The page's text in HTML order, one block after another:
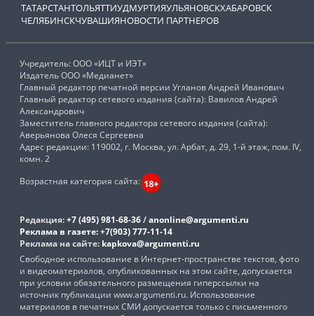
ТАТАРСТАНТОЛЬЯТТИУДМУРТИЯУЛЬЯНОВСКХАБАРОВСК
ЧЕЛЯБИНСКЧУВАШИЯНОВОСТИ ПАРТНЕРОВ
Учредитель: ООО «ИЦТ и ИЭТ»
Издатель ООО «Медианет»
Главный редактор печатной версии Угланов Андрей Иванович
Главный редактор сетевого издания (сайта): Вавилов Андрей
Александрович
Заместитель главного редактора сетевого издания (сайта):
Аверьянова Олеся Сергеевна
Адрес редакции: 119002, г. Москва, ул. Арбат, д. 29, 1-й этаж, пом. IV,
комн. 2
Возрастная категория сайта: 18+
Редакция:+7 (495) 981-68-36/anonline@argumenti.ru
Реклама в газете:+7(903) 777-11-14
Реклама на сайте: kapkova@argumenti.ru
Свободное использование в Интернет-пространстве текстов, фото
и видеоматериалов, опубликованных на этом сайте, допускается
при условии обязательного размещения гиперссылки на
источник публикации www.argumenti.ru. Использование
материалов в печатных СМИ допускается только с письменного